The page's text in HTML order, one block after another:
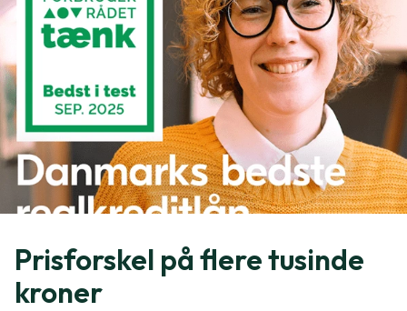
Prisforskel på flere tusinde
kroner